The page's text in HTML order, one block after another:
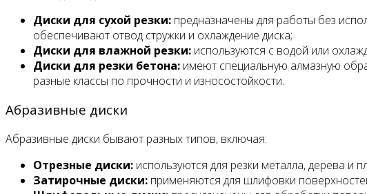
Диски для сухой резки: предназначены для работы без
обеспечивают отвод стружки и охлаждение диска;
Диски для влажной резки: используются с водой или
Диски для резки бетона: имеют специальную алмазную
разные классы по прочности и износостойкости.
Абразивные диски
Абразивные диски бывают разных типов, включая:
Отрезные диски: используются для резки металла, дерева и
Затирочные диски: применяются для шлифовки